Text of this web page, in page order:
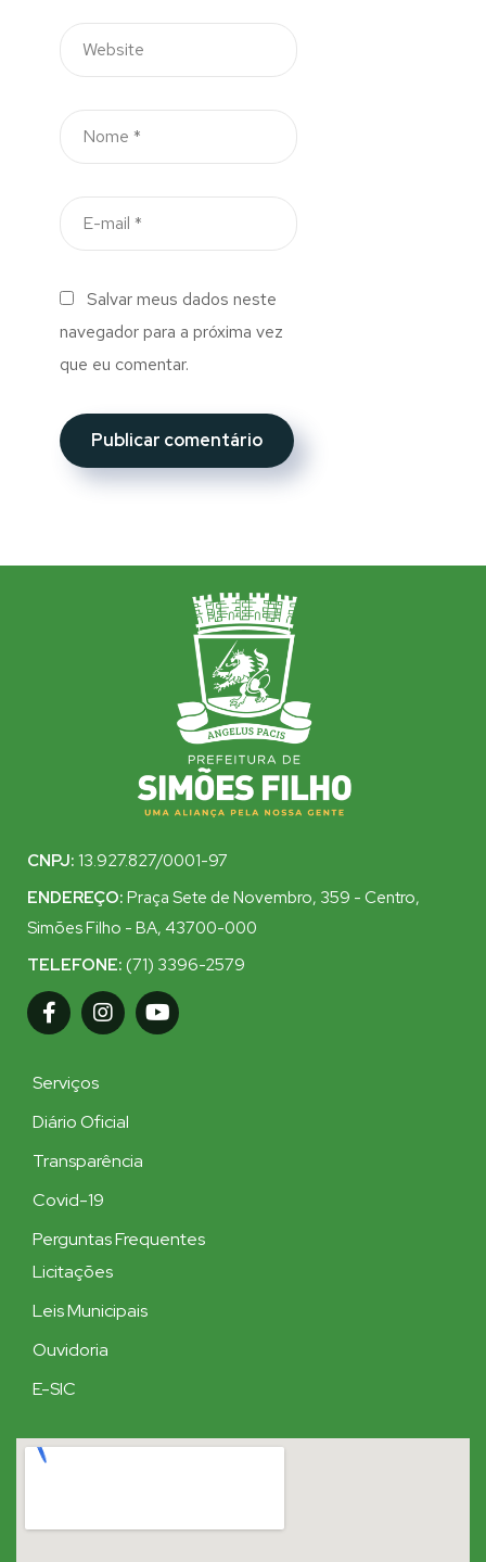
Salvar meus dados neste
navegador para a próxima vez
que eu comentar.
CNPJ: 13.927.827/0001-97
ENDEREÇO: Praça Sete de Novembro, 359 - Centro,
Simões Filho - BA, 43700-000
TELEFONE: (71) 3396-2579
Serviços
Diário Oficial
Transparência
Covid-19
Perguntas Frequentes
Licitações
Leis Municipais
Ouvidoria
E-SIC